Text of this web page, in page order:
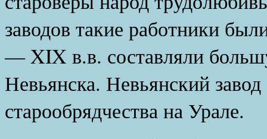
заводов такие работники
— XIX в.в. составляли
Невьянска. Невьянский
старообрядчества на Урале.